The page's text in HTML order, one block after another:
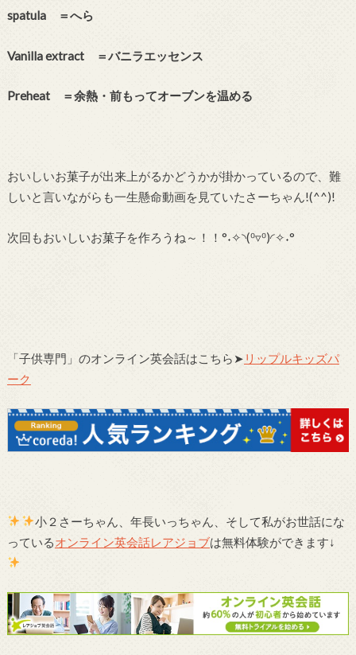
spatula ＝へら
Vanilla extract ＝バニラエッセンス
Preheat ＝余熱・前もってオーブンを温める
おいしいお菓子が出来上がるかどうかが掛かっているので、難
しいと言いながらも一生懸命動画を見ていたさーちゃん!(^^)!
次回もおいしいお菓子を作ろうね～！！°˖✧◝(⁰▿⁰)◜✧˖°
「子供専門」のオンライン英会話はこちら➤ リップルキッズパ
ーク
小２さーちゃん、年長いっちゃん、そして私がお世話にな
っているオンライン英会話レアジョブは無料体験ができます↓